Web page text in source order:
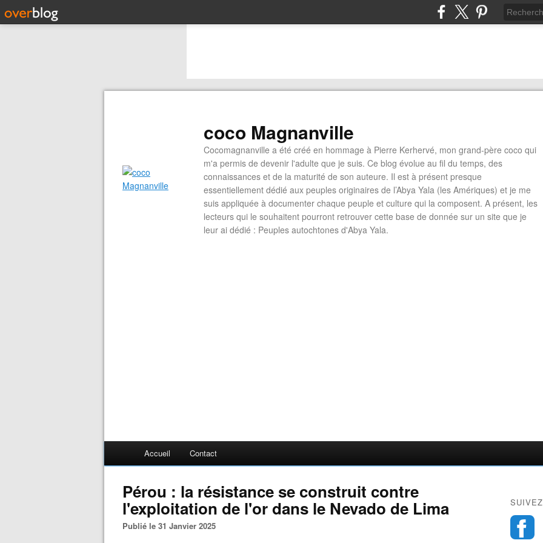
coco Magnanville
Cocomagnanville a été créé en hommage à Pierre Kerhervé, mon grand-père coco qui
m'a permis de devenir l'adulte que je suis. Ce blog évolue au fil du temps, des
connaissances et de la maturité de son auteure. Il est à présent presque
essentiellement dédié aux peuples originaires de l’Abya Yala (les Amériques) et je me
suis appliquée à documenter chaque peuple et culture qui la composent. A présent, les
lecteurs qui le souhaitent pourront retrouver cette base de donnée sur un site que je
leur ai dédié : Peuples autochtones d'Abya Yala.
Accueil Contact
Pérou : la résistance se construit contre
l'exploitation de l'or dans le Nevado de Lima
Publié le 31 Janvier 2025